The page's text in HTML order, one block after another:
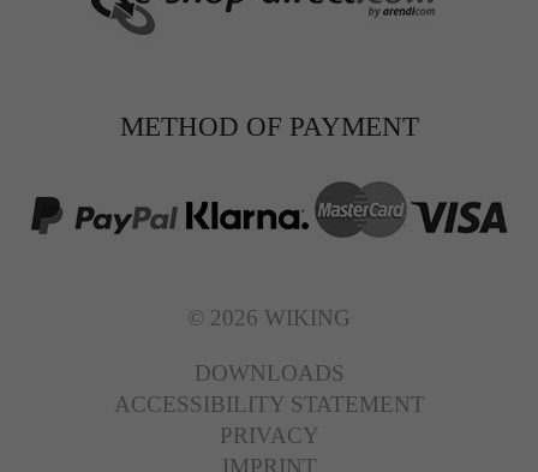
METHOD OF PAYMENT
© 2026 WIKING
DOWNLOADS
ACCESSIBILITY STATEMENT
PRIVACY
IMPRINT